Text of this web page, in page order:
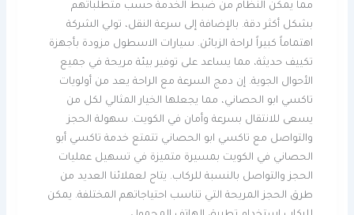
مما يمكن النظام من ضبط الخدمة حسب متطلباتهم
بشكل أكثر دقة. بالإضافة إلى سرعة النقل، تولي الشركة
اهتماماً كبيراً لراحة الزبائن. سيارات الاسطول مزودة بأجهزة
تكييف حديثة، مما يساعد على توفير بيئة مريحة في جميع
الأحوال الجوية. إن دمج السرعة مع الراحة يعد من أولويات
تاكسي ابو الحصاني، مما يجعلها الخيار المثالي لكل من
يسعى للانتقال بسرعة وأمان في الكويت. سهولة الحجز
والتواصل مع تاكسي ابو الحصاني تتمتع خدمة تاكسي أبو
الحصاني في الكويت بمسيرة متميزة في تسهيل عمليات
الحجز والتواصل بالنسبة للركاب. يتاح لعملائنا العديد من
طرق الحجز المريحة التي تناسب احتياجاتهم المختلفة. يمكن